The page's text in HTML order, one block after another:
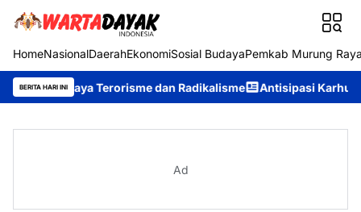
HomeNasionalDaerahEkonomiSosial BudayaPemkab Murung
BERITA HARI INIdan Radikalisme Antisipasi Karhutla, Murung Raya
Ad